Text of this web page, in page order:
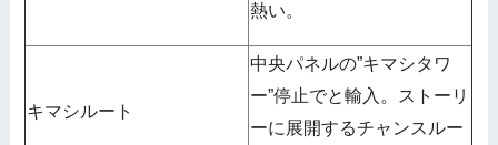
熱い。
キマシルート
中央パネルの”キマシタワ
ー”停止でと輸入。ストーリ
ーに展開するチャンスルー